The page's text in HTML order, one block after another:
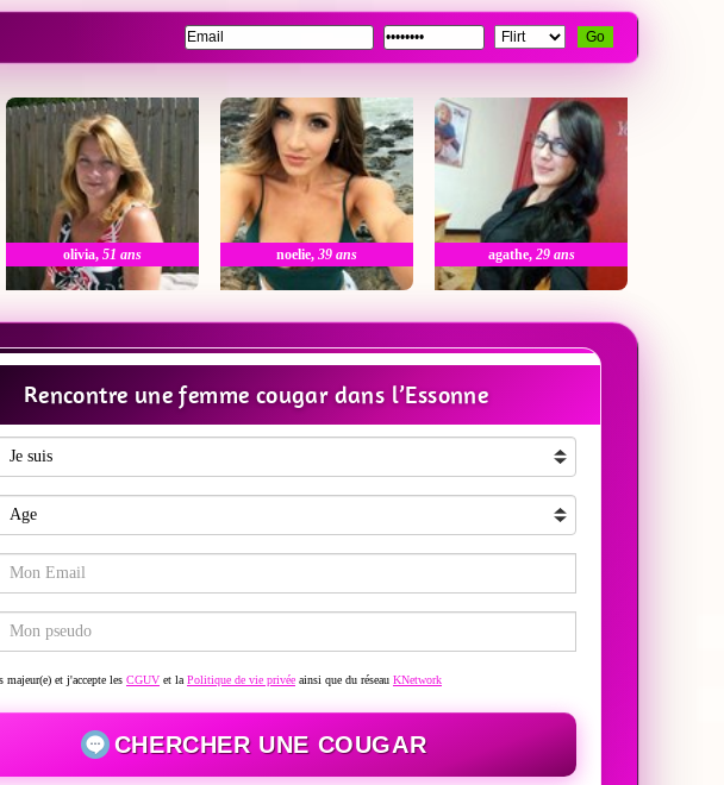
Go
olivia, 51 ans noelie, 39 ans agathe, 29 ans
Rencontre une femme cougar dans l’Essonne
majeur(e) et j'accepte les CGUV et la Politique de vie privée ainsi que du réseau KNetwork
CHERCHER UNE COUGAR